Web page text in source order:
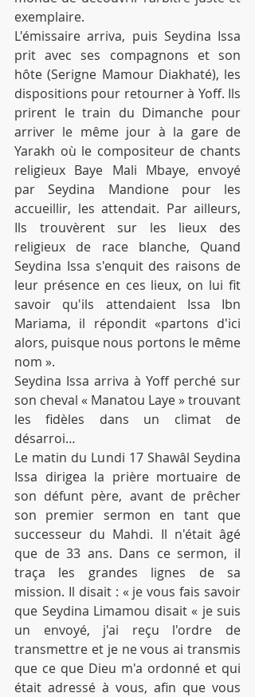
exemplaire.
L'émissaire arriva, puis Seydina Issa
prit avec ses compagnons et son
hôte (Serigne Mamour Diakhaté), les
dispositions pour retourner à Yoff. Ils
prirent le train du Dimanche pour
arriver le même jour à la gare de
Yarakh où le compositeur de chants
religieux Baye Mali Mbaye, envoyé
par Seydina Mandione pour les
accueillir, les attendait. Par ailleurs,
Ils trouvèrent sur les lieux des
religieux de race blanche, Quand
Seydina Issa s'enquit des raisons de
leur présence en ces lieux, on lui fit
savoir qu'ils attendaient Issa Ibn
Mariama, il répondit «partons d'ici
alors, puisque nous portons le même
nom ».
Seydina Issa arriva à Yoff perché sur
son cheval « Manatou Laye » trouvant
les fidèles dans un climat de
désarroi…
Le matin du Lundi 17 Shawâl Seydina
Issa dirigea la prière mortuaire de
son défunt père, avant de prêcher
son premier sermon en tant que
successeur du Mahdi. Il n'était âgé
que de 33 ans. Dans ce sermon, il
traça les grandes lignes de sa
mission. Il disait : « je vous fais savoir
que Seydina Limamou disait « je suis
un envoyé, j'ai reçu l'ordre de
transmettre et je ne vous ai transmis
que ce que Dieu m'a ordonné et qui
était adressé à vous, afin que vous